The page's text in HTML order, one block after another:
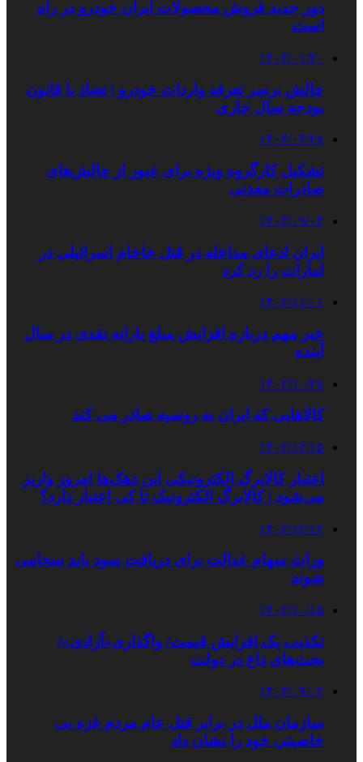
دور جدید فروش محصولات ایران‌ خودرو در راه
است
۱۴۰۴/۰۱/۳۰
چالش برسر تعرفه واردات خودرو | تضاد با قانون
بودجه سال‌ جاری
۱۴۰۴/۰۴/۲۸
تشکیل کارگروه ویژه برای عبور از چالش‌های
صادرات معدنی
۱۴۰۳/۰۹/۰۴
ایران ادعای مداخله در قتل خاخام اسرائیلی در
امارات را رد کرد
۱۴۰۲/۱۱/۰۱
خبر مهم درباره افزایش مبلغ یارانه نقدی در سال
آینده
۱۴۰۲/۱۰/۲۸
کالاهایی که ایران به روسیه صادر می کند
۱۴۰۲/۱۲/۱۵
اعتبار کالابرگ الکترونیکی این دهک‌ها امروز واریز
می‌شود | کالابرگ الکترونیک تا کی اعتبار دارد؟
۱۴۰۲/۱۲/۱۲
وراث سهام عدالت برای دریافت سود باید سجامی
شوند
۱۴۰۲/۱۰/۱۵
تکذیب یک افزایش قیمت/ واگذاری«آزادی»/
بحث‌های داغ در دولت
۱۴۰۳/۰۹/۰۲
سازمان ملل در برابر قتل عام مردم غزه بی
خاصیتی خود را نشان داد